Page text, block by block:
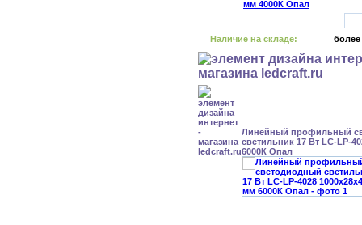
Наличие на складе: более
Линейный профильный
светильник 17 Вт LC-LP-
6000К Опал